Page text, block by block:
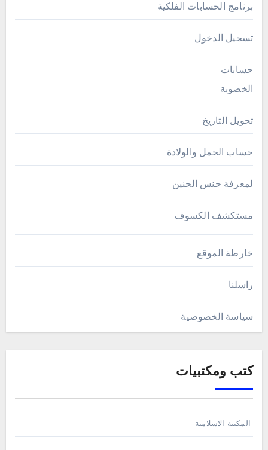
برنامج الحسابات الفلكية
تسجيل الدخول
حسابات
الخصوبة
تحويل التاريخ
حساب الحمل والولادة
لمعرفة جنس الجنين
مستكشف الكسوف
خارطة الموقع
راسلنا
سياسة الخصوصية
كتب ومكتبيات
المكتبة الاسلامية